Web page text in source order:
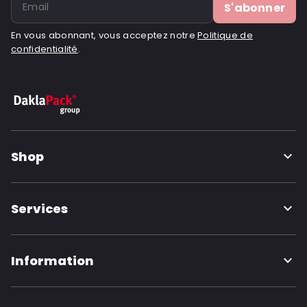
S'abonner
En vous abonnant, vous acceptez notrePolitique de
confidentialité.
Shop
Services
Information